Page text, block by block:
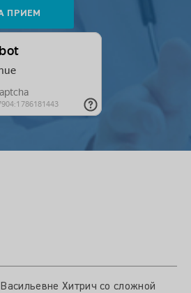
Хитрич со сложной